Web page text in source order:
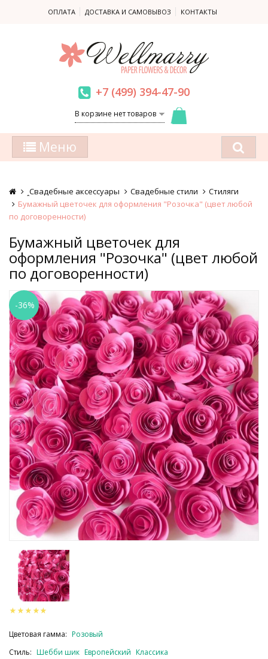
ОПЛАТА ДОСТАВКА И САМОВЫВОЗ КОНТАКТЫ
+7 (499) 394-47-90
В корзине нет товаров
Меню
ꞈСвадебные аксессуары Свадебные стили
Стиляги
Бумажный цветочек для оформления "Розочка" (цвет любой
по договоренности)
Бумажный цветочек для
оформления "Розочка" (цвет любой
по договоренности)
-36%
Цветовая гамма: Розовый
Стиль: Шебби шик Европейский Классика